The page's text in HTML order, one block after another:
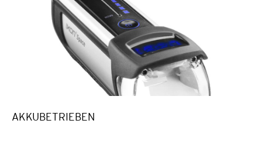
AKKUBETRIEBEN